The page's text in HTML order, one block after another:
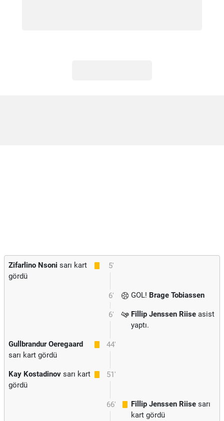
5'
Zifarlino Nsoni sarı kart
gördü
6' GOL! Brage Tobiassen
6' Fillip Jenssen Riise asist
yaptı.
44'
Gullbrandur Oeregaard
sarı kart gördü
51'
Kay Kostadinov sarı kart
gördü
66' Fillip Jenssen Riise sarı
kart gördü